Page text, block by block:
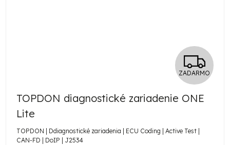
Z
A
ZADARMO
TOPDON diagnostické zariadenie ONE
Lite
TOPDON | Ddiagnostické zariadenia | ECU Coding | Active Test |
CAN-FD | DoIP | J2534